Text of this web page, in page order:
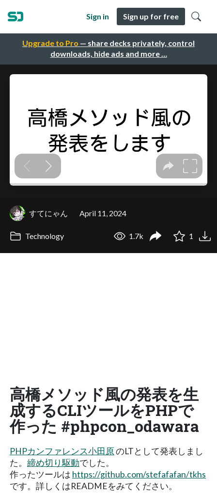
Upgrade to Pro — share decks privately, control
downloads, hide ads and more …
Sign in Sign up for free
すてにゃん April 11, 2024
Technology 1.7k 1
高橋メソッド風の発表を生
成するCLIツールをPHPで
作った #phpcon_odawara
PHPカンファレンス小田原のLTとして発表しまし
た。 締め切り駆動でした。
作ったツールは https://github.com/stefafafan/tkhs
です。詳しくはREADMEをみてください。